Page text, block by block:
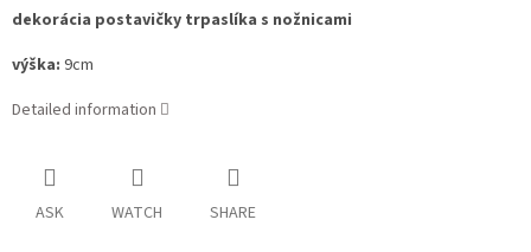
dekorácia postavičky trpaslíka s nožnicami
výška: 9cm
Detailed information
ASK WATCH SHARE